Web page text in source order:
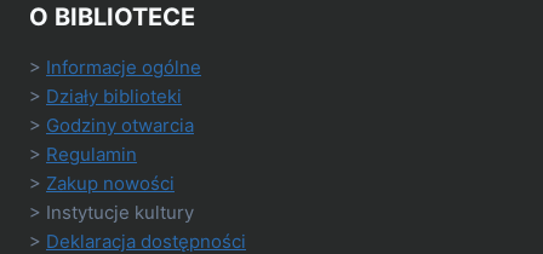
O BIBLIOTECE
> Informacje ogólne
> Działy biblioteki
> Godziny otwarcia
> Regulamin
> Zakup nowości
> Instytucje kultury
> Deklaracja dostępności